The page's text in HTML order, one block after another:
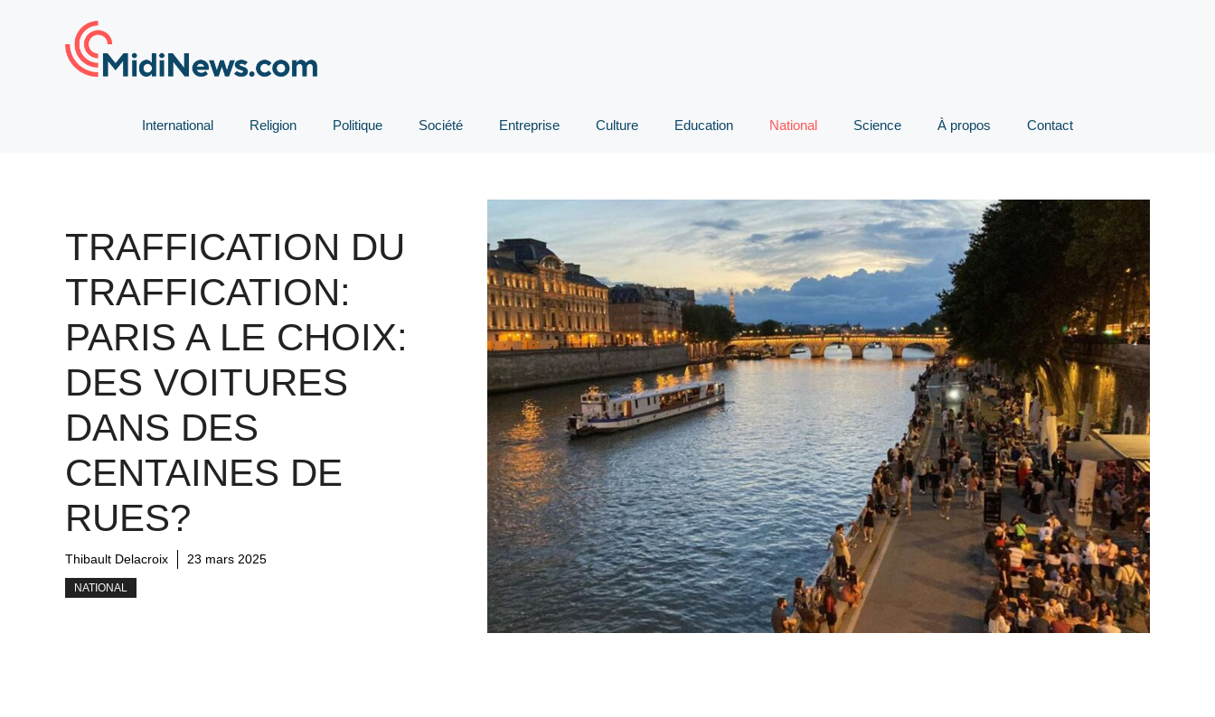
International Religion Politique Société Entreprise Culture Education National Science À propos Contact
TRAFFICATION DU
TRAFFICATION:
PARIS A LE CHOIX:
DES VOITURES
DANS DES
CENTAINES DE
RUES?
Thibault Delacroix 23 mars 2025
NATIONAL